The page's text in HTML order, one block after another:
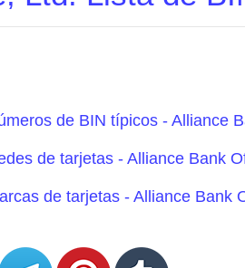
de BIN típicos - Alliance
de tarjetas - Alliance Bank
de tarjetas - Alliance Bank